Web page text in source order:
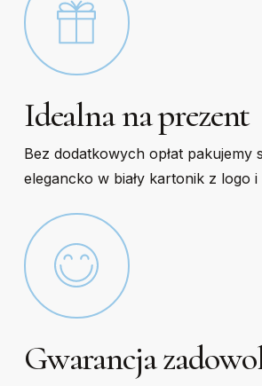
Idealna na prezent
Bez dodatkowych opłat pakujemy
elegancko w biały kartonik z logo i
Gwarancja